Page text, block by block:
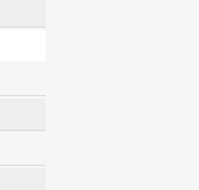
być:
przetwarzane przez
przetwarzane są na
przetwarzane są w